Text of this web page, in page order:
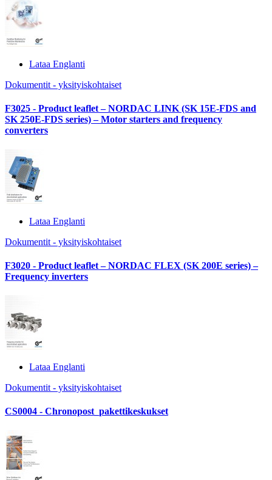
Lataa Englanti
Dokumentit - yksityiskohtaiset
F3025 - Product leaflet – NORDAC LINK (SK 15E-FDS and
SK 250E-FDS series) – Motor starters and frequency
converters
Lataa Englanti
Dokumentit - yksityiskohtaiset
F3020 - Product leaflet – NORDAC FLEX (SK 200E series) –
Frequency inverters
Lataa Englanti
Dokumentit - yksityiskohtaiset
CS0004 - Chronopost_pakettikeskukset